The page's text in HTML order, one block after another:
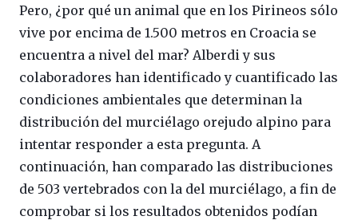
Pero, ¿por qué un animal que en los Pirineos sólo
vive por encima de 1.500 metros en Croacia se
encuentra a nivel del mar? Alberdi y sus
colaboradores han identificado y cuantificado las
condiciones ambientales que determinan la
distribución del murciélago orejudo alpino para
intentar responder a esta pregunta. A
continuación, han comparado las distribuciones
de 503 vertebrados con la del murciélago, a fin de
comprobar si los resultados obtenidos podían